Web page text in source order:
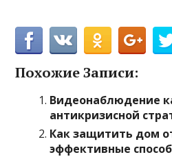
Похожие Записи:
Видеонаблюдение
антикризисной
Как защитить дом
эффективные